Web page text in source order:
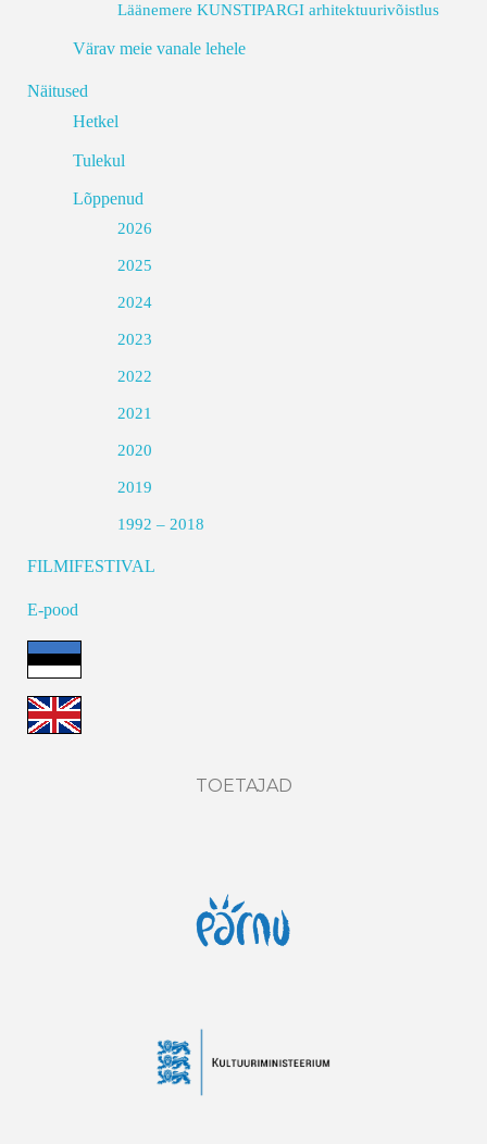
Läänemere KUNSTIPARGI arhitektuurivõistlus
Värav meie vanale lehele
Näitused
Hetkel
Tulekul
Lõppenud
2026
2025
2024
2023
2022
2021
2020
2019
1992 – 2018
FILMIFESTIVAL
E-pood
TOETAJAD